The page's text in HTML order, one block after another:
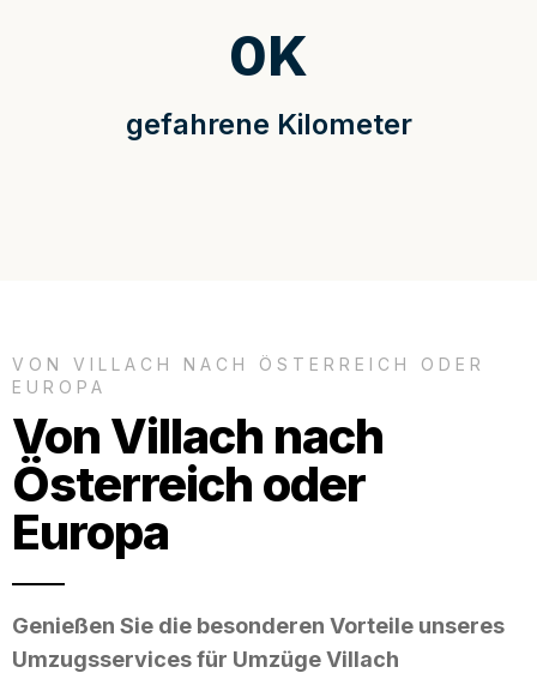
gefahrene Kilometer
0K
VON VILLACH NACH ÖSTERREICH ODER
EUROPA
Von Villach nach
Österreich oder
Europa
Genießen Sie die besonderen Vorteile unseres
Umzugsservices für Umzüge Villach